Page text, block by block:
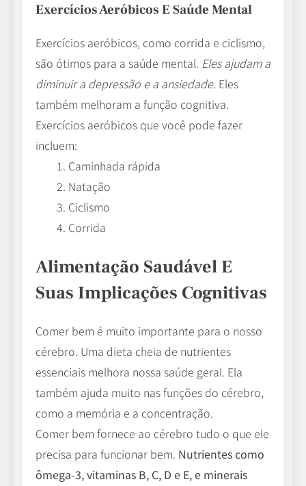
Exercícios Aeróbicos E Saúde Mental
Exercícios aeróbicos, como corrida e ciclismo,
são ótimos para a saúde mental. Eles ajudam a
diminuir a depressão e a ansiedade. Eles
também melhoram a função cognitiva.
Exercícios aeróbicos que você pode fazer
incluem:
Caminhada rápida
Natação
Ciclismo
Corrida
Alimentação Saudável E
Suas Implicações Cognitivas
Comer bem é muito importante para o nosso
cérebro. Uma dieta cheia de nutrientes
essenciais melhora nossa saúde geral. Ela
também ajuda muito nas funções do cérebro,
como a memória e a concentração.
Comer bem fornece ao cérebro tudo o que ele
precisa para funcionar bem. Nutrientes como
ômega-3, vitaminas B, C, D e E, e minerais